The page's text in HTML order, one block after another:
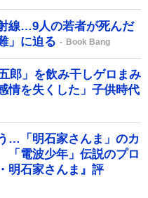
線…9人の若者が死んだ
」に迫る
Book Bang
郎」を飲み干しゲロまみ
情を失くした」子供時代
…「明石家さんま」のカ
電波少年」伝説のプロ
明石家さんま』評